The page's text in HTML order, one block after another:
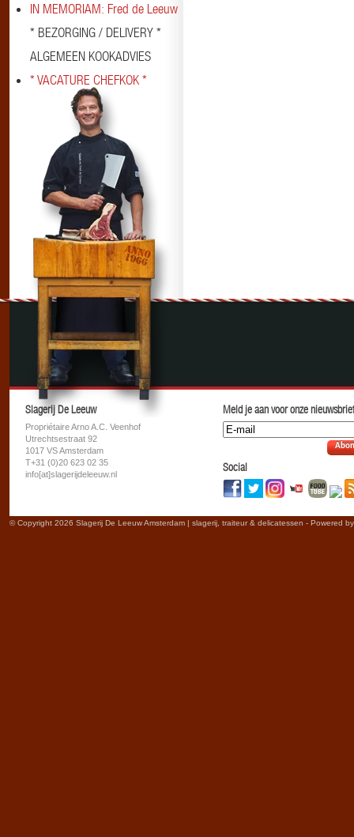
IN MEMORIAM: Fred de Leeuw
* BEZORGING / DELIVERY *
ALGEMEEN KOOKADVIES
* VACATURE CHEFKOK *
Slagerij De Leeuw
Propriétaire Arno A.C. Veenhof
Utrechtsestraat 92
1017 VS Amsterdam
T+31 (0)20 623 02 35
info[at]slagerijdeleeuw.nl
Meld je aan voor onze
Social
© Copyright 2026 Slagerij De Leeuw Amsterdam | slagerij, traiteur & delicatessen - Powered